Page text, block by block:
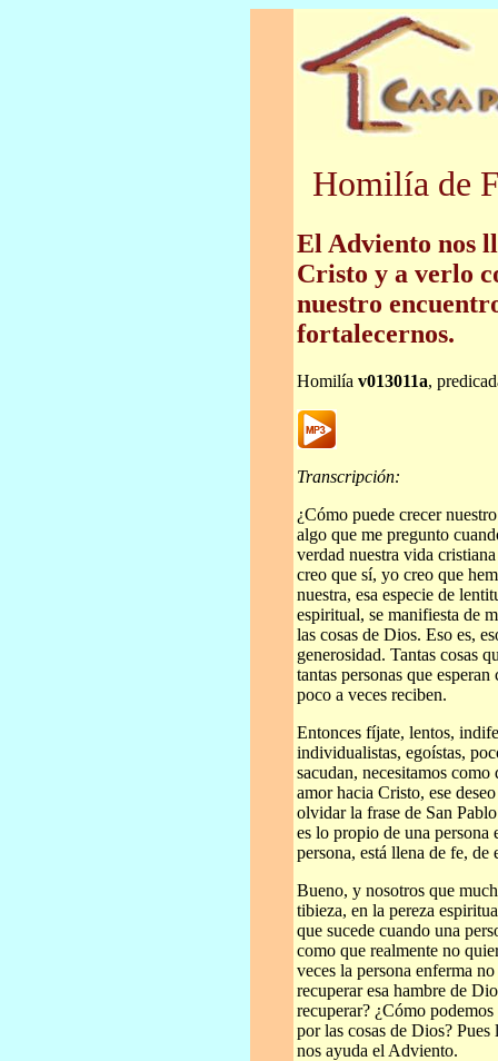
Homilía de
El Adviento nos
Cristo y a verlo
nuestro
fortalecernos.
Homilía v013011a,
Transcripción:
¿Cómo puede crecer
algo que me pregunto
verdad nuestra vida
creo que sí, yo creo que
nuestra, esa especie de
espiritual, se manifiesta de
las cosas de Dios. Eso es,
generosidad. Tantas cosas
tantas personas que
poco a veces reciben.
Entonces fíjate, lentos,
individualistas, egoístas,
sacudan, necesitamos como
amor hacia Cristo, ese
olvidar la frase de San
es lo propio de una persona
persona, está llena de fe, de
Bueno, y nosotros que
tibieza, en la pereza
que sucede cuando una
como que realmente no
veces la persona enferma
recuperar esa hambre de
recuperar? ¿Cómo
por las cosas de Dios? Pues
nos ayuda el Adviento.